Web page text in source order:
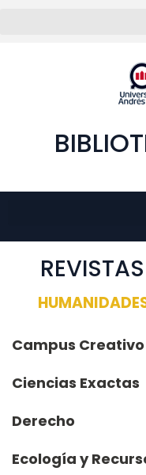
Campus Creativo
Ciencias Exactas
Derecho
Ecología y